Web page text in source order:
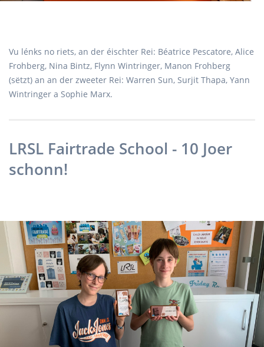
Vu lénks no riets, an der éischter Rei: Béatrice Pescatore, Alice
Frohberg, Nina Bintz, Flynn Wintringer, Manon Frohberg
(sëtzt) an an der zweeter Rei: Warren Sun, Surjit Thapa, Yann
Wintringer a Sophie Marx.
LRSL Fairtrade School - 10 Joer
schonn!